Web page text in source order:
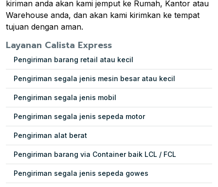
kiriman anda akan kami jemput ke Rumah, Kantor atau
Warehouse anda, dan akan kami kirimkan ke tempat
tujuan dengan aman.
Layanan Calista Express
Pengiriman barang retail atau kecil
Pengiriman segala jenis mesin besar atau kecil
Pengiriman segala jenis mobil
Pengiriman segala jenis sepeda motor
Pengiriman alat berat
Pengiriman barang via Container baik LCL / FCL
Pengiriman segala jenis sepeda gowes